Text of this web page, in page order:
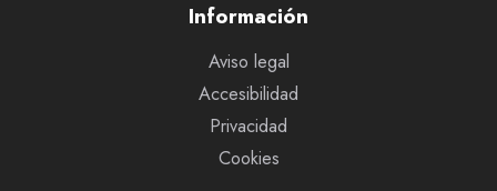
Información
Aviso legal
Accesibilidad
Privacidad
Cookies